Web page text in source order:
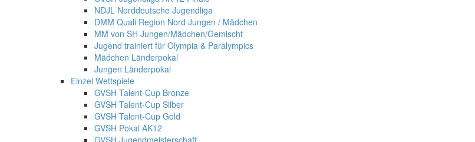
NDJL Norddeutsche Jugendliga
DMM Quali Region Nord Jungen / Mädchen
MM von SH Jungen/Mädchen/Gemischt
Jugend trainiert für Olympia & Paralympics
Mädchen Länderpokal
Jungen Länderpokal
Einzel Wettspiele
GVSH Talent-Cup Bronze
GVSH Talent-Cup Silber
GVSH Talent-Cup Gold
GVSH Pokal AK12
GVSH Jugendmeisterschaft